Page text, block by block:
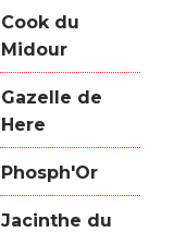
Cook du
Midour
Gazelle de
Here
Phosph'Or
Jacinthe du